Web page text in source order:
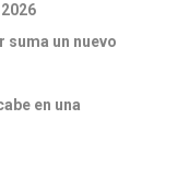
suma un nuevo
en una